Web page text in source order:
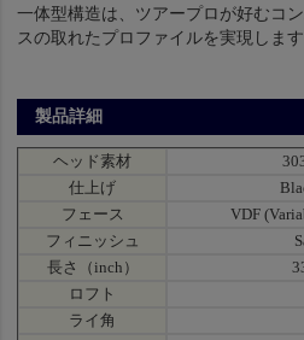
一体型構造は、ツアープロが好むコ
スの取れたプロファイルを実現します
製品詳細
ヘッド素材
仕上げ
フェース
VDF
フィニッシュ
長さ（inch）
ロフト
ライ角